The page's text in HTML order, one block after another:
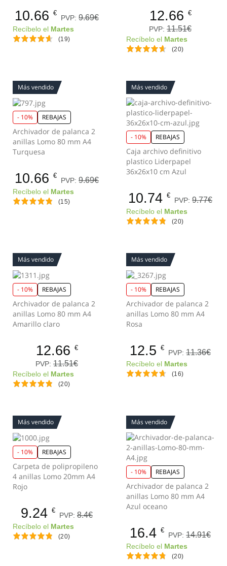
10.66 €
PVP: 9.69€
Recíbelo el Martes
(19)
12.66 €
PVP: 11.51€
Recíbelo el Martes
(20)
Más vendido
- 10% REBAJAS
Archivador de palanca 2
anillas Lomo 80 mm A4
Turquesa
10.66 €
PVP: 9.69€
Recíbelo el Martes
(15)
Más vendido
- 10% REBAJAS
Caja archivo definitivo
plastico Liderpapel
36x26x10 cm Azul
10.74 €
PVP: 9.77€
Recíbelo el Martes
(20)
Más vendido
- 10% REBAJAS
Archivador de palanca 2
anillas Lomo 80 mm A4
Amarillo claro
12.66 €
PVP: 11.51€
Recíbelo el Martes
(20)
Más vendido
- 10% REBAJAS
Archivador de palanca 2
anillas Lomo 80 mm A4
Rosa
12.5 €
PVP: 11.36€
Recíbelo el Martes
(16)
Más vendido
- 10% REBAJAS
Carpeta de polipropileno
4 anillas Lomo 20mm A4
Rojo
9.24 €
PVP: 8.4€
Recíbelo el Martes
(20)
Más vendido
- 10% REBAJAS
Archivador de palanca 2
anillas Lomo 80 mm A4
Azul oceano
16.4 €
PVP: 14.91€
Recíbelo el Martes
(20)